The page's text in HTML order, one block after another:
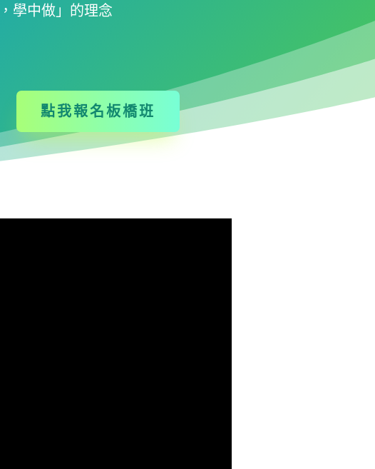
學中做」的理念
點我報名板橋班